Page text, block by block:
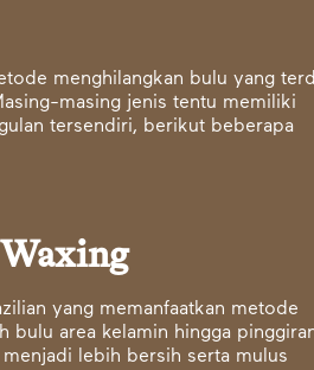
menghilangkan bulu yang
masing jenis tentu memiliki
tersendiri, berikut beberapa
yang memanfaatkan metode
bulu area kelamin hingga
menjadi lebih bersih serta mulus